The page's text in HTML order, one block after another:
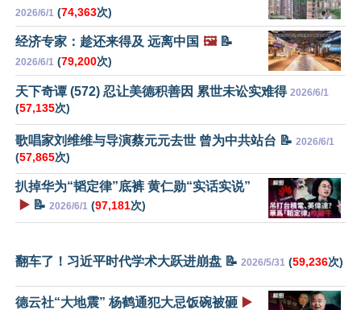
2026/6/1 (74,363次)
经济专家：趁还来得及 远离中国 🖼️📝
2026/6/1 (79,200次)
天下奇谭 (572) 忍让美德积善因 累世未讼实难得 2026/6/1
(57,135次)
歌唱家刘维维与导演蔡元元去世 曾为中共站台 📝 2026/6/1
(57,865次)
扒掉华为“韬定律”底裤 黄仁勋“实话实说”
▶️ 📝 2026/6/1 (97,181次)
翻车了！习近平时代学术大跃进崩盘 📝 2026/5/31 (59,236次)
德云社“大地震” 杨鹤通犯大忌饭碗被砸 ▶️